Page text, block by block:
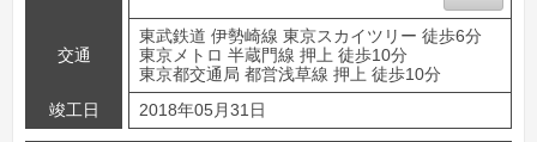
交通
東武鉄道 伊勢崎線 東京スカイツリー 徒歩6分
東京メトロ 半蔵門線 押上 徒歩10分
東京都交通局 都営浅草線 押上 徒歩10分
竣工日
2018年05月31日